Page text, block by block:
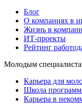
Блог
О компаниях в
Жизнь в
ИТ-проекты
Рейтинг
Молодым
Карьера для
Школа
Карьера в